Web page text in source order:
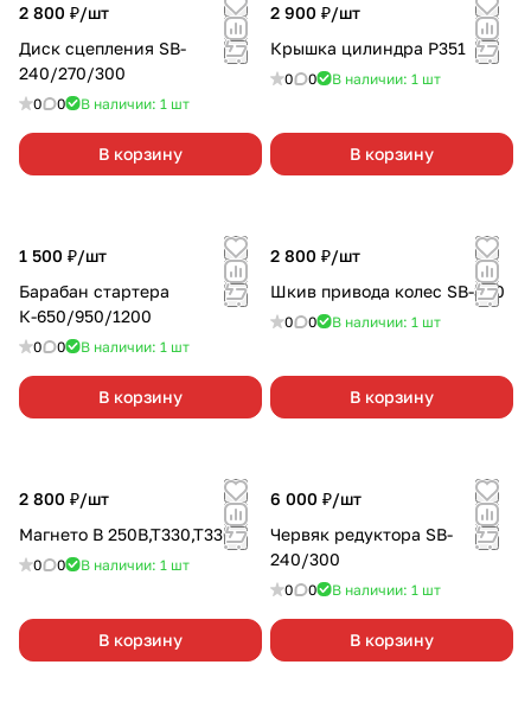
2 800 ₽/шт
Диск сцепления SB-
240/270/300
0 0 В наличии: 1 шт
В корзину
2 900 ₽/шт
Крышка цилиндра P351
0 0 В наличии: 1 шт
В корзину
1 500 ₽/шт
Барабан стартера
К-650/950/1200
0 0 В наличии: 1 шт
В корзину
2 800 ₽/шт
Шкив привода колес SB-300
0 0 В наличии: 1 шт
В корзину
2 800 ₽/шт
Магнето B 250B,T330,T330+
0 0 В наличии: 1 шт
В корзину
6 000 ₽/шт
Червяк редуктора SB-
240/300
0 0 В наличии: 1 шт
В корзину